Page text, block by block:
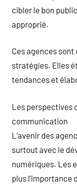
cibler le bon
approprié.
Ces agences
stratégies. Elles
tendances et
Les perspectives
communication
L’avenir des
surtout avec le
numériques. Les
plus l’importance